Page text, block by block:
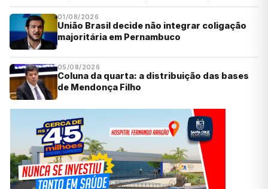
01/08/2026
União Brasil decide não integrar coligação
majoritária em Pernambuco
05/08/2026
Coluna da quarta: a distribuição das bases
de Mendonça Filho